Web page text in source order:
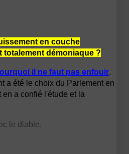
en couche
démoniaque ?
il ne faut pas enfouir.
a été le choix du Parlement en
a confié l'étude et la
le diable.